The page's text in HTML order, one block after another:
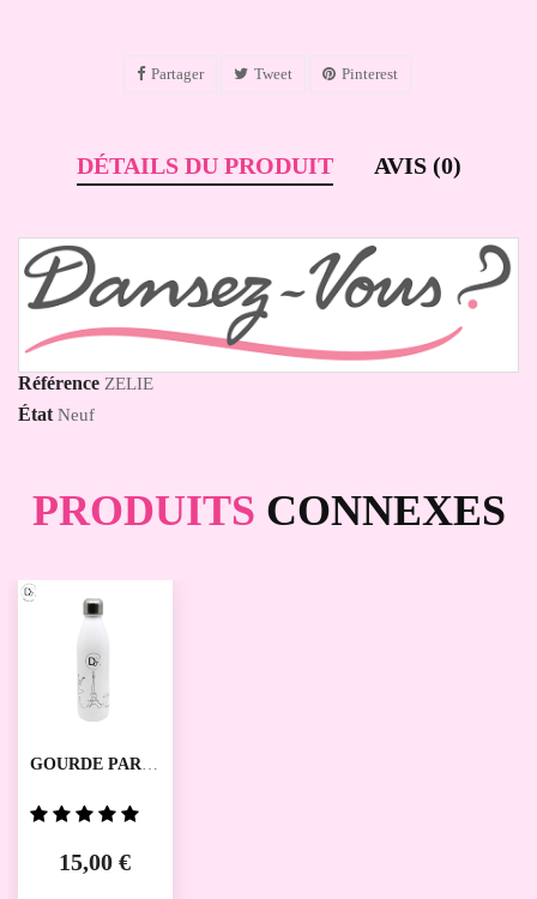
Partager Tweet Pinterest
DÉTAILS DU PRODUIT AVIS (0)
Référence ZELIE
État Neuf
PRODUITS CONNEXES
GOURDE PARIS
15,00 €